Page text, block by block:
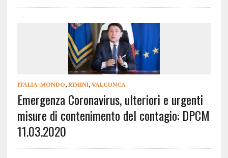
ITALIA-MONDO, RIMINI, VALCONCA
Emergenza Coronavirus, ulteriori e urgenti
misure di contenimento del contagio: DPCM
11.03.2020